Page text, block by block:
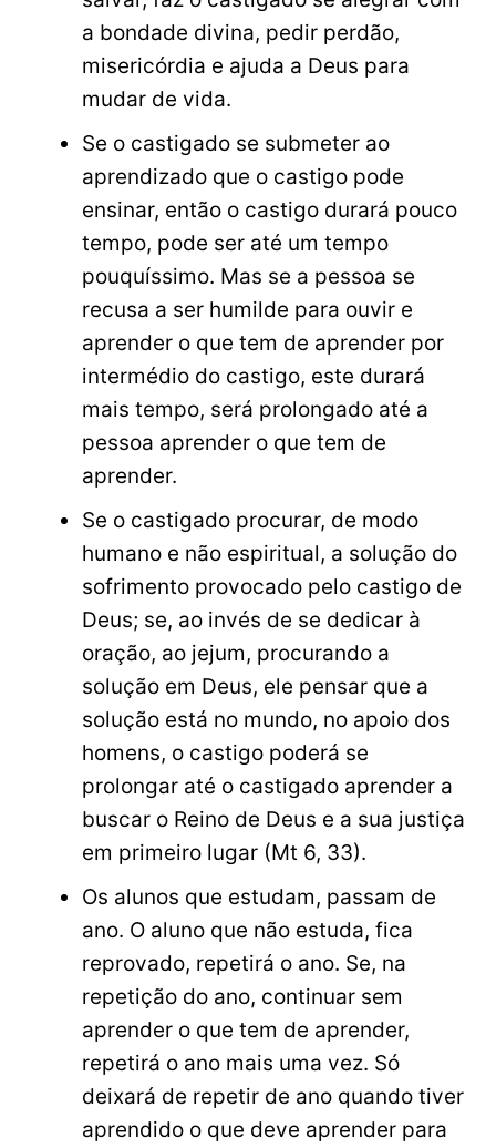
a bondade divina, pedir perdão,
misericórdia e ajuda a Deus para
mudar de vida.
Se o castigado se submeter ao
aprendizado que o castigo pode
ensinar, então o castigo durará pouco
tempo, pode ser até um tempo
pouquíssimo. Mas se a pessoa se
recusa a ser humilde para ouvir e
aprender o que tem de aprender por
intermédio do castigo, este durará
mais tempo, será prolongado até a
pessoa aprender o que tem de
aprender.
Se o castigado procurar, de modo
humano e não espiritual, a solução do
sofrimento provocado pelo castigo de
Deus; se, ao invés de se dedicar à
oração, ao jejum, procurando a
solução em Deus, ele pensar que a
solução está no mundo, no apoio dos
homens, o castigo poderá se
prolongar até o castigado aprender a
buscar o Reino de Deus e a sua justiça
em primeiro lugar (Mt 6, 33).
Os alunos que estudam, passam de
ano. O aluno que não estuda, fica
reprovado, repetirá o ano. Se, na
repetição do ano, continuar sem
aprender o que tem de aprender,
repetirá o ano mais uma vez. Só
deixará de repetir de ano quando tiver
aprendido o que deve aprender para